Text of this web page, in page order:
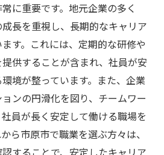
した雇用を提供する業種
べき安定した業種の理由
に重要です。地元企業の多く
長を重視し、長期的なキャリア
す。これには、定期的な研修や
供することが含まれ、社員が安
境が整っています。また、企業
ンの円滑化を図り、チームワー
員が長く安定して働ける職場を
ら市原市で職業を選ぶ方々は、
することで、安定したキャリア